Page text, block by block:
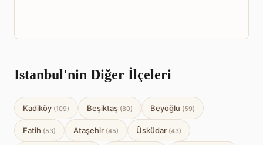
Istanbul'nin Diğer İlçeleri
Kadiköy (109) Beşiktaş (80) Beyoğlu (59)
Fatih (53) Ataşehir (45) Üsküdar (43)